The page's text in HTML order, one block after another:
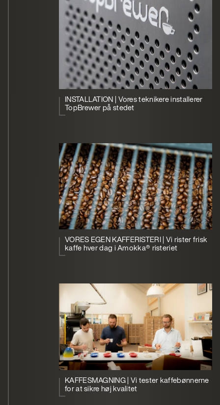
INSTALLATION | Vores teknikere installerer
TopBrewer på stedet
VORES EGEN KAFFERISTERI | Vi rister frisk
kaffe hver dag i Amokka® risteriet
KAFFESMAGNING | Vi tester kaffebønnerne
for at sikre høj kvalitet